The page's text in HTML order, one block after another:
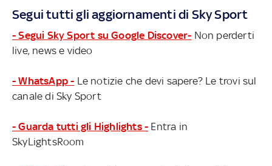
Segui tutti gli aggiornamenti di Sky Sport
- Segui Sky Sport su Google Discover- Non perderti
live, news e video
- WhatsApp - Le notizie che devi sapere? Le trovi sul
canale di Sky Sport
- Guarda tutti gli Highlights - Entra in
SkyLightsRoom